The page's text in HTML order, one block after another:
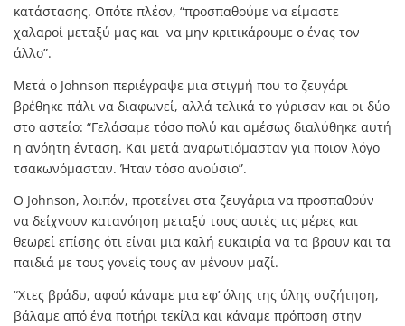
κατάστασης. Οπότε πλέον, “προσπαθούμε να είμαστε
χαλαροί μεταξύ μας και να μην κριτικάρουμε ο ένας τον
άλλο”.
Μετά ο Johnson περιέγραψε μια στιγμή που το ζευγάρι
βρέθηκε πάλι να διαφωνεί, αλλά τελικά το γύρισαν και οι δύο
στο αστείο: “Γελάσαμε τόσο πολύ και αμέσως διαλύθηκε αυτή
η ανόητη ένταση. Και μετά αναρωτιόμασταν για ποιον λόγο
τσακωνόμασταν. Ήταν τόσο ανούσιο”.
Ο Johnson, λοιπόν, προτείνει στα ζευγάρια να προσπαθούν
να δείχνουν κατανόηση μεταξύ τους αυτές τις μέρες και
θεωρεί επίσης ότι είναι μια καλή ευκαιρία να τα βρουν και τα
παιδιά με τους γονείς τους αν μένουν μαζί.
“Χτες βράδυ, αφού κάναμε μια εφ’ όλης της ύλης συζήτηση,
βάλαμε από ένα ποτήρι τεκίλα και κάναμε πρόποση στην